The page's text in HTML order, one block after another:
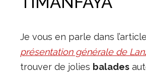
Je vous en parle dans
présentation générale de
trouver de jolies balades